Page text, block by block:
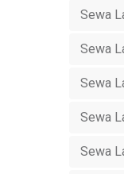
Sewa
Sewa
Sewa
Sewa
Sewa